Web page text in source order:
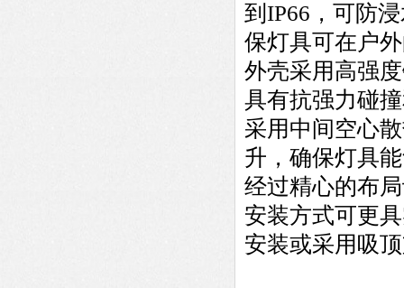
到IP66，可防
保灯具可在户
外壳采用高强
具有抗强力碰
采用中间空心
升，确保灯具
经过精心的布
安装方式可更
安装或采用吸